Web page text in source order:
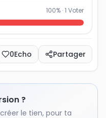
100% ·1 Voter
0Echo Partager
?
le tien, pour ta